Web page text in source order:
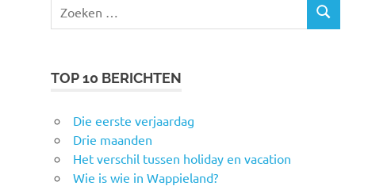
Zoeken
ZOEKEN
TOP 10 BERICHTEN
Die eerste verjaardag
Drie maanden
Het verschil tussen holiday en vacation
Wie is wie in Wappieland?